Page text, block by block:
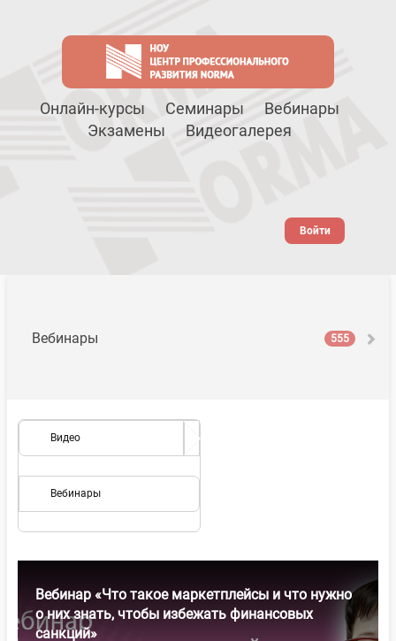
Онлайн-курсы Семинары
Вебинары
Экзамены
Видеогалерея
Войти
Вебинары 555
Видео
Вебинары
Вебинар «Что такое маркетплейсы и что нужно
о них знать, чтобы избежать финансовых
санкций»